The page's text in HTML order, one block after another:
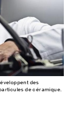
des
de céramique.